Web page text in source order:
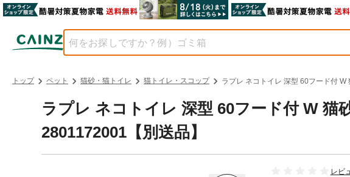
トップ ペット 猫砂・猫トイレ 猫トイレ・スコップ ラプレ ネコトイレ 深型 60フード付 W
ラプレ ネコトイレ 深型 60フード付 W 猫
2801172001【別送品】
レビ